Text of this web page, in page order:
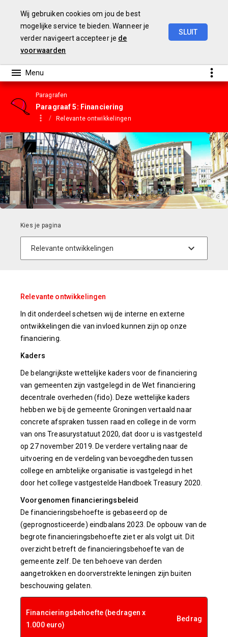
Wij gebruiken cookies om jou de best
mogelijke service te bieden. Wanneer je
verder navigeert accepteer je de
voorwaarden
SLUIT
Paragrafen
Paragraaf 5: Financiering
Relevante ontwikkelingen
Relevante ontwikkelingen
In dit onderdeel schetsen wij de interne en externe
ontwikkelingen die van invloed kunnen zijn op onze
financiering.
Kaders
De belangrijkste wettelijke kaders voor de financiering
van gemeenten zijn vastgelegd in de Wet financiering
decentrale overheden (fido). Deze wettelijke kaders
hebben we bij de gemeente Groningen vertaald naar
concrete afspraken tussen raad en college in de vorm
van ons Treasurystatuut 2020, dat door u is vastgesteld
op 27 november 2019. De verdere vertaling naar de
uitvoering en de verdeling van bevoegdheden tussen
college en ambtelijke organisatie is vastgelegd in het
door het college vastgestelde Handboek Treasury 2020.
Voorgenomen financieringsbeleid
De financieringsbehoefte is gebaseerd op de
(geprognosticeerde) eindbalans 2023. De opbouw van de
begrote financieringsbehoefte ziet er als volgt uit. Dit
overzicht betreft de financieringsbehoefte van de
gemeente zelf. De ten behoeve van derden
aangetrokken en doorverstrekte leningen zijn buiten
beschouwing gelaten.
Financieringsbehoefte (bedragen x
1.000 euro)
Bedrag